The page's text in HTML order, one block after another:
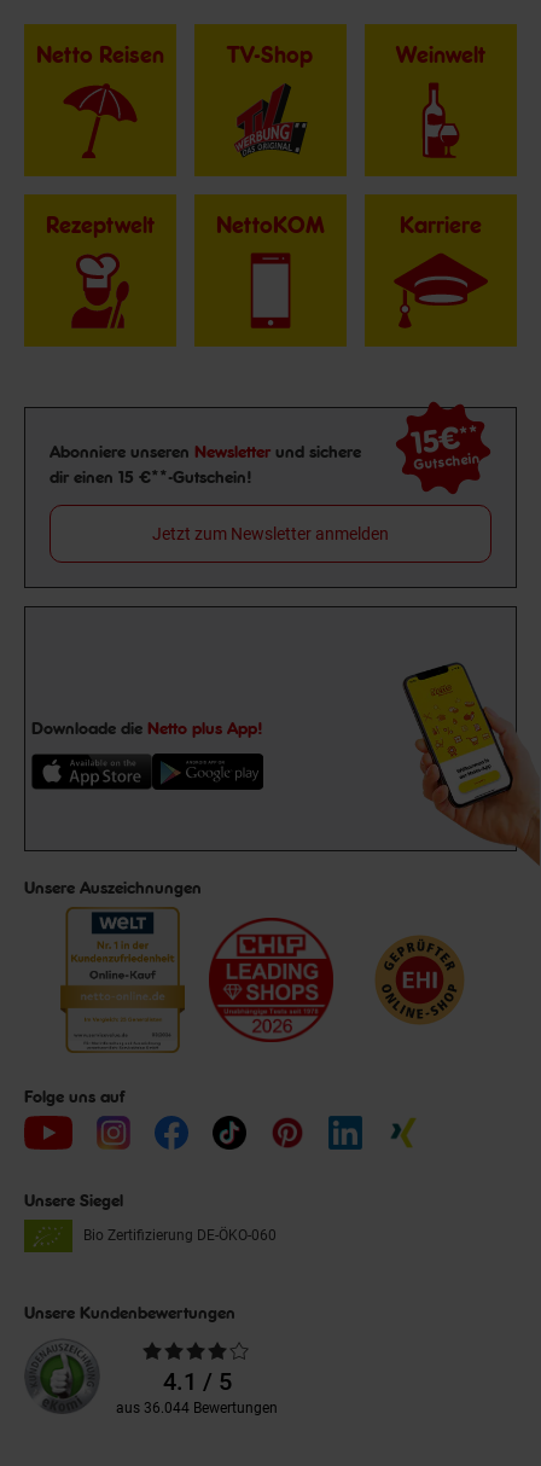
Netto Reisen TV-Shop Weinwelt
Rezeptwelt NettoKOM Karriere
Newsletter Anmeldung
Abonniere unseren Newsletter und sichere
dir einen 15 €**-Gutschein!
15€**
Gutschein
Jetzt zum Newsletter anmelden
Downloade die Netto plus App!
Unsere Auszeichnungen
Folge uns auf
Unsere Siegel
Bio Zertifizierung DE-ÖKO-060
Unsere Kundenbewertungen
Durchschnittliche
Bewertungen4.1 / 5
aus 36.044 Bewertungen